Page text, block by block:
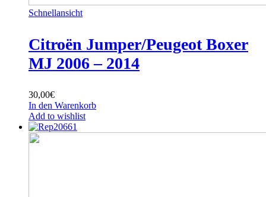
Schnellansicht
Citroën Jumper/Peugeot Boxer
MJ 2006 – 2014
30,00€
In den Warenkorb
Add to wishlist